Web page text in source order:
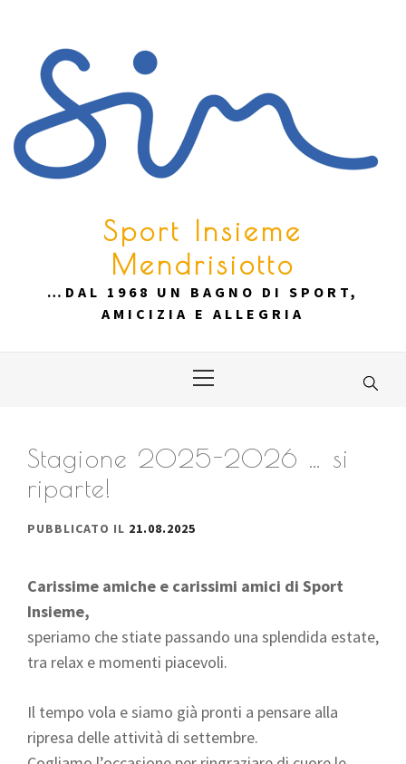
content
Sport Insieme
Mendrisiotto
…DAL 1968 UN BAGNO DI SPORT,
AMICIZIA E ALLEGRIA
Menu
Stagione 2025-2026 … si
riparte!
PUBBLICATO IL 21.08.2025
Carissime amiche e carissimi amici di Sport
Insieme,
speriamo che stiate passando una splendida estate,
tra relax e momenti piacevoli.
Il tempo vola e siamo già pronti a pensare alla
ripresa delle attività di settembre.